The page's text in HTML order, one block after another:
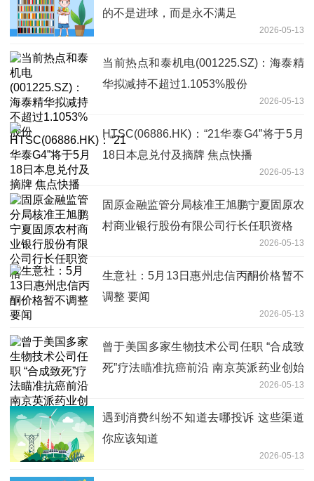
的不是进球，而是永不满足
2026-05-13
当前热点和泰机电(001225.SZ)：海泰精
华拟减持不超过1.1053%股份
2026-05-13
HTSC(06886.HK)：“21华泰G4”将于5月
18日本息兑付及摘牌 焦点快播
2026-05-13
固原金融监管分局核准王旭鹏宁夏固原农
村商业银行股份有限公司行长任职资格
2026-05-13
生意社：5月13日惠州忠信丙酮价格暂不
调整 要闻
2026-05-13
曾于美国多家生物技术公司任职 “合成致
死”疗法瞄准抗癌前沿 南京英派药业创始
2026-05-13
遇到消费纠纷不知道去哪投诉 这些渠道
你应该知道
2026-05-13